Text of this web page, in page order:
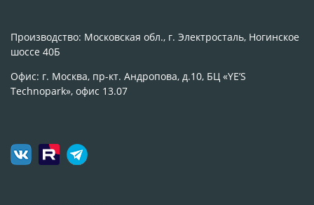
Производство: Московская обл., г. Электросталь, Ногинское
шоссе 40Б
Офис: г. Москва, пр-кт. Андропова, д.10, БЦ «YE’S
Technopark», офис 13.07